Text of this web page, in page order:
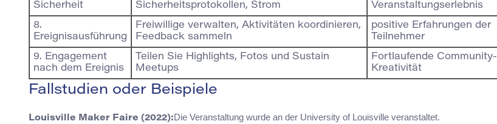
Sicherheit
Sicherheitsprotokollen, Strom
Veranstaltungserlebnis
8.
Ereignisausführung
Freiwillige verwalten, Aktivitäten koordinieren,
Feedback sammeln
positive Erfahrungen der
Teilnehmer
9. Engagement
nach dem Ereignis
Teilen Sie Highlights, Fotos und Sustain
Meetups
Fortlaufende Community-
Kreativität
Fallstudien oder Beispiele
Louisville Maker Faire (2022):Die Veranstaltung wurde an der University of Louisville veranstaltet.